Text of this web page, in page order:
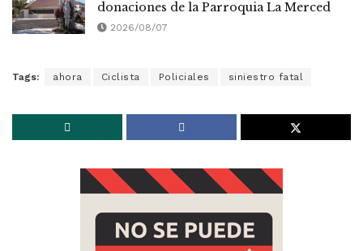
donaciones de la Parroquia La Merced
2026/08/07
Tags: ahora Ciclista Policiales siniestro fatal